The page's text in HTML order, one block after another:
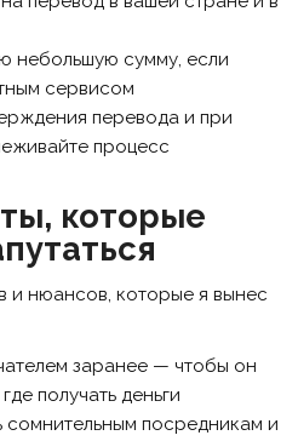
небольшую сумму, если
сервисом
перевода и при
процесс
которые
и нюансов, которые я вынес
заранее — чтобы он
получать деньги
сомнительным посредникам и